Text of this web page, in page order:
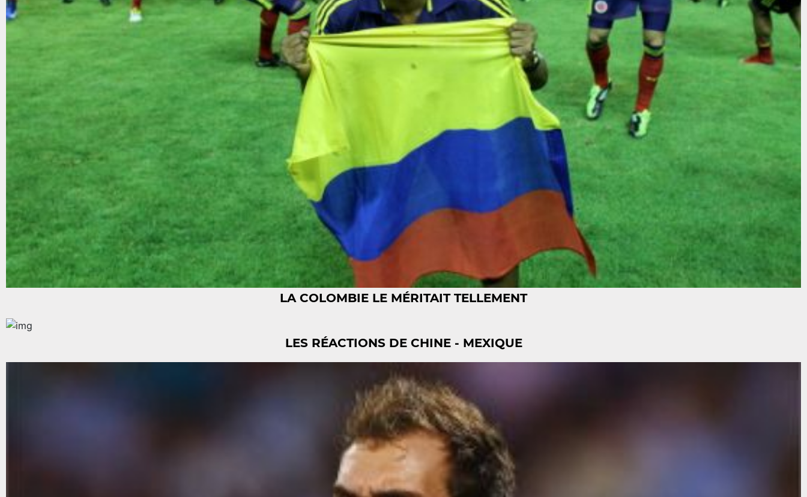
LA COLOMBIE LE MÉRITAIT TELLEMENT
LES RÉACTIONS DE CHINE - MEXIQUE